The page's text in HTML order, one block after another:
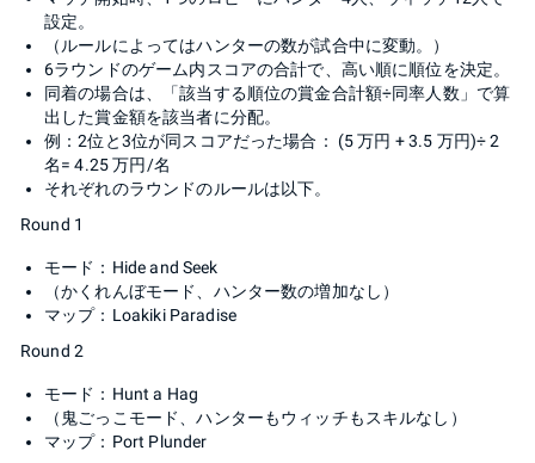
設定。
（ルールによってはハンターの数が試合中に変動。）
6ラウンドのゲーム内スコアの合計で、高い順に順位を決定。
同着の場合は、「該当する順位の賞金合計額÷同率人数」で算
出した賞金額を該当者に分配。
例：2位と3位が同スコアだった場合： (5 万円 + 3.5 万円)÷ 2
名= 4.25 万円/名
それぞれのラウンドのルールは以下。
Round 1
モード：Hide and Seek
（かくれんぼモード、ハンター数の増加なし）
マップ：Loakiki Paradise
Round 2
モード：Hunt a Hag
（鬼ごっこモード、ハンターもウィッチもスキルなし）
マップ：Port Plunder